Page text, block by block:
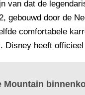
van dat de
gebouwd door de
comfortabele
Disney heeft
Mountain